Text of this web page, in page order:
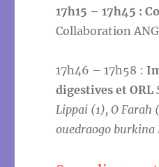
17h15 – 17h45 :
Collaboration
17h46 – 17h58 :
digestives et ORL
Lippai (1), O Farah
ouedraogo burkina